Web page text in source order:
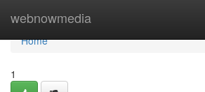
webnowmedia
Home
Home
1